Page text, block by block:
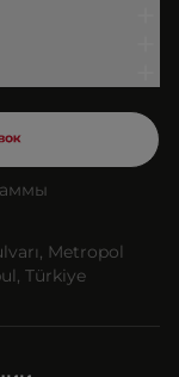
Metropol
Türkiye